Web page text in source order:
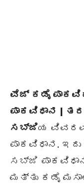
ವೆಜ್ ಕಡೈ
ಪಾಕವಿಧಾನ |
ಸಬ್ಜಿಯ
ಪಾಕವಿಧಾನ.
ಸಬ್ಜಿ
ಮತ್ತು ಕಡೈ